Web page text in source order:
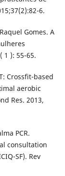
6.
Gomes. A
1 ): 55-65.
Crossfit-based
aerobic
Res. 2013,
PCR.
consultation
SF). Rev